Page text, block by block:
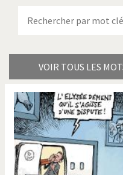
VOIR TOUS LES
Bye Biden!
Chère énergie!
Cybermonde
Election présidentielle US